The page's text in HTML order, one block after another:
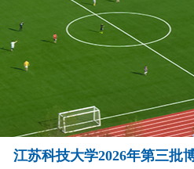
江苏科技大学2026年第三批